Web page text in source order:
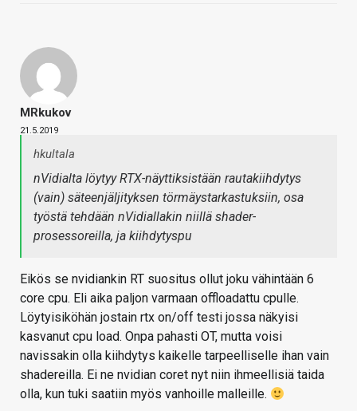
MRkukov
21.5.2019
hkultala
nVidialta löytyy RTX-näyttiksistään rautakiihdytys
(vain) säteenjäljityksen törmäystarkastuksiin, osa
työstä tehdään nVidiallakin niillä shader-
prosessoreilla, ja kiihdytyspu
Eikös se nvidiankin RT suositus ollut joku vähintään 6
core cpu. Eli aika paljon varmaan offloadattu cpulle.
Löytyisiköhän jostain rtx on/off testi jossa näkyisi
kasvanut cpu load. Onpa pahasti OT, mutta voisi
navissakin olla kiihdytys kaikelle tarpeelliselle ihan vain
shadereilla. Ei ne nvidian coret nyt niin ihmeellisiä taida
olla, kun tuki saatiin myös vanhoille malleille.